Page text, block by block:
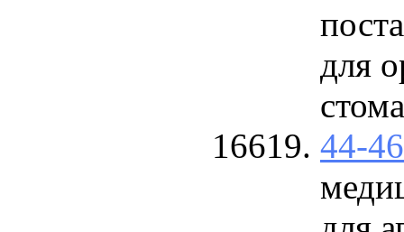
для
44-